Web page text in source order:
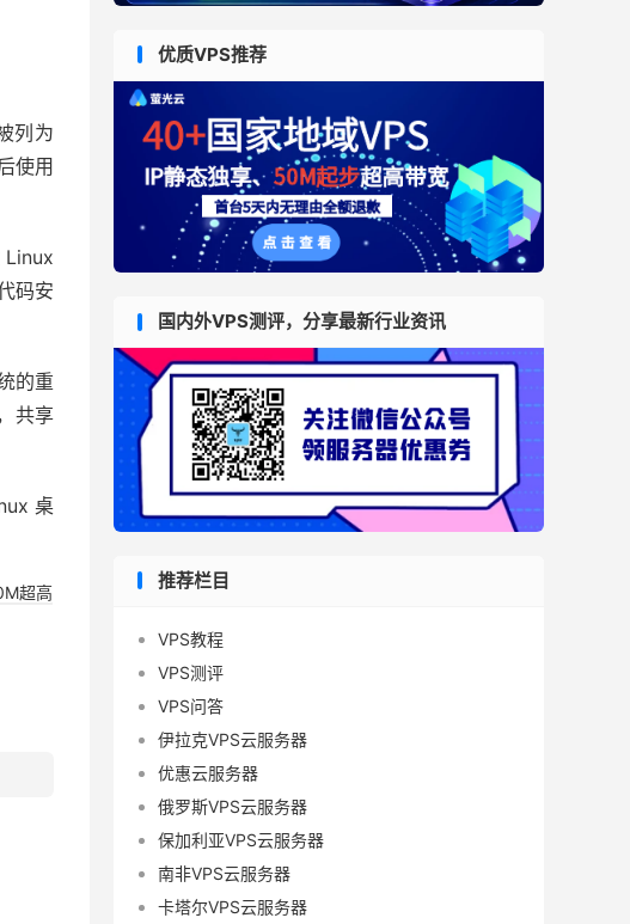
列为
使用
Linux
码安
的重
共享
桌
超高
优质VPS推荐
国内外VPS测评，分享最新行业资讯
推荐栏目
VPS教程
VPS测评
VPS问答
伊拉克VPS云服务器
优惠云服务器
俄罗斯VPS云服务器
保加利亚VPS云服务器
南非VPS云服务器
卡塔尔VPS云服务器